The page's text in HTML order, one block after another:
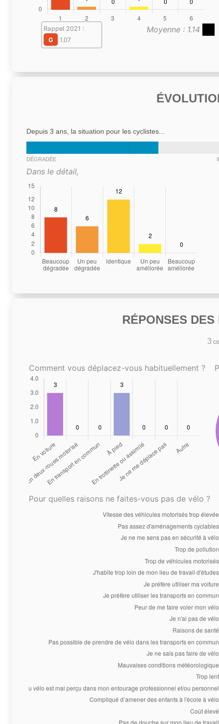
Moyenne : 1.14
Rappel 2021 :
G
1.07
Depuis 3 ans, la situation pour les cyclistes...
DÉGRADÉE
Dans le détail,
RÉPONSES
3
Comment vous déplacez-vous habituellement ?
Pour quelles raisons ne faites-vous pas de vélo ?